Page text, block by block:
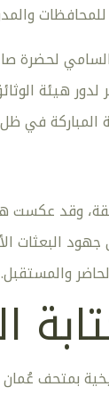
هيئة
في ظل
وقد عكست
جهود البعثات
والمستقبل.
بمتحف عُمان